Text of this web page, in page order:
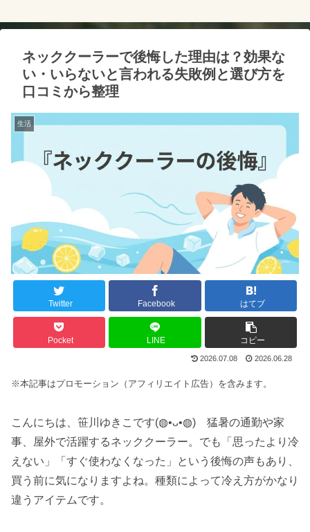
ネッククーラーで後悔した理由は？効果な
い・いらないと言われる失敗例と選び方を
口コミから整理
生活
Twitter Facebook はてブ
Pocket LINE コピー
2026.07.08 2026.06.28
※本記事はプロモーション（アフィリエイト広告）を含みます。
こんにちは、笹川ゆきこです(◍•ᴗ•◍) 猛暑の通勤や家
事、屋外で活躍するネッククーラー。でも「思ったより冷
えない」「すぐ使わなくなった」という後悔の声もあり、
買う前に気になりますよね。種類によって冷え方がかなり
違うアイテムです。